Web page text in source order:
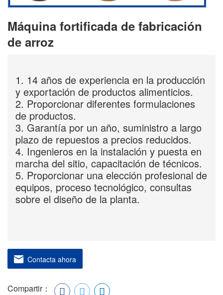
Máquina fortificada de fabricación
de arroz
1. 14 años de experiencia en la producción
y exportación de productos alimenticios.
2. Proporcionar diferentes formulaciones
de productos.
3. Garantía por un año, suministro a largo
plazo de repuestos a precios reducidos.
4. Ingenieros en la instalación y puesta en
marcha del sitio, capacitación de técnicos.
5. Proporcionar una elección profesional de
equipos, proceso tecnológico, consultas
sobre el diseño de la planta.
Contacta ahora
Compartir：